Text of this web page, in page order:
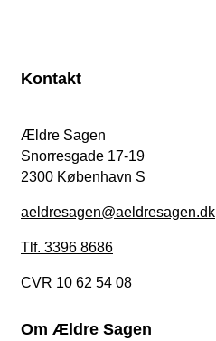
Kontakt
Ældre Sagen
Snorresgade 17-19
2300 København S
aeldresagen@aeldresagen.dk
Tlf. 3396 8686
CVR 10 62 54 08
Om Ældre Sagen